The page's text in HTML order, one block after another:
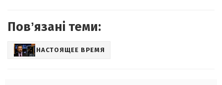
Повʼязані теми:
НАСТОЯЩЕЕ ВРЕМЯ